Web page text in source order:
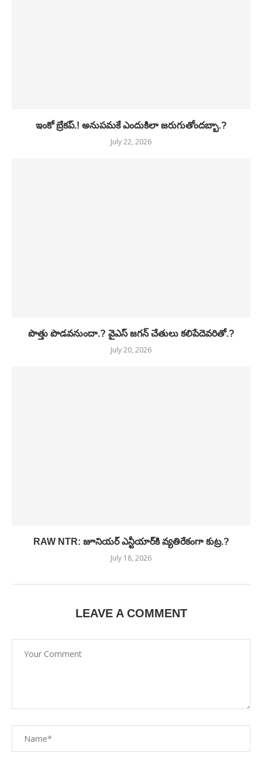
ఇంకో బ్రేకప్.! అనుపమకే ఎందుకిలా జరుగుతోందబ్బా.?
July 22, 2026
పొత్తు పొడవనుందా.? వైఎస్ జగన్ చేతులు కలిపేదెవరితో.?
July 20, 2026
RAW NTR: జూనియర్ ఎన్టీయార్‌కి వ్యతిరేకంగా కుట్ర.?
July 18, 2026
LEAVE A COMMENT